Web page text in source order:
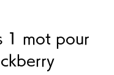
1 mot pour